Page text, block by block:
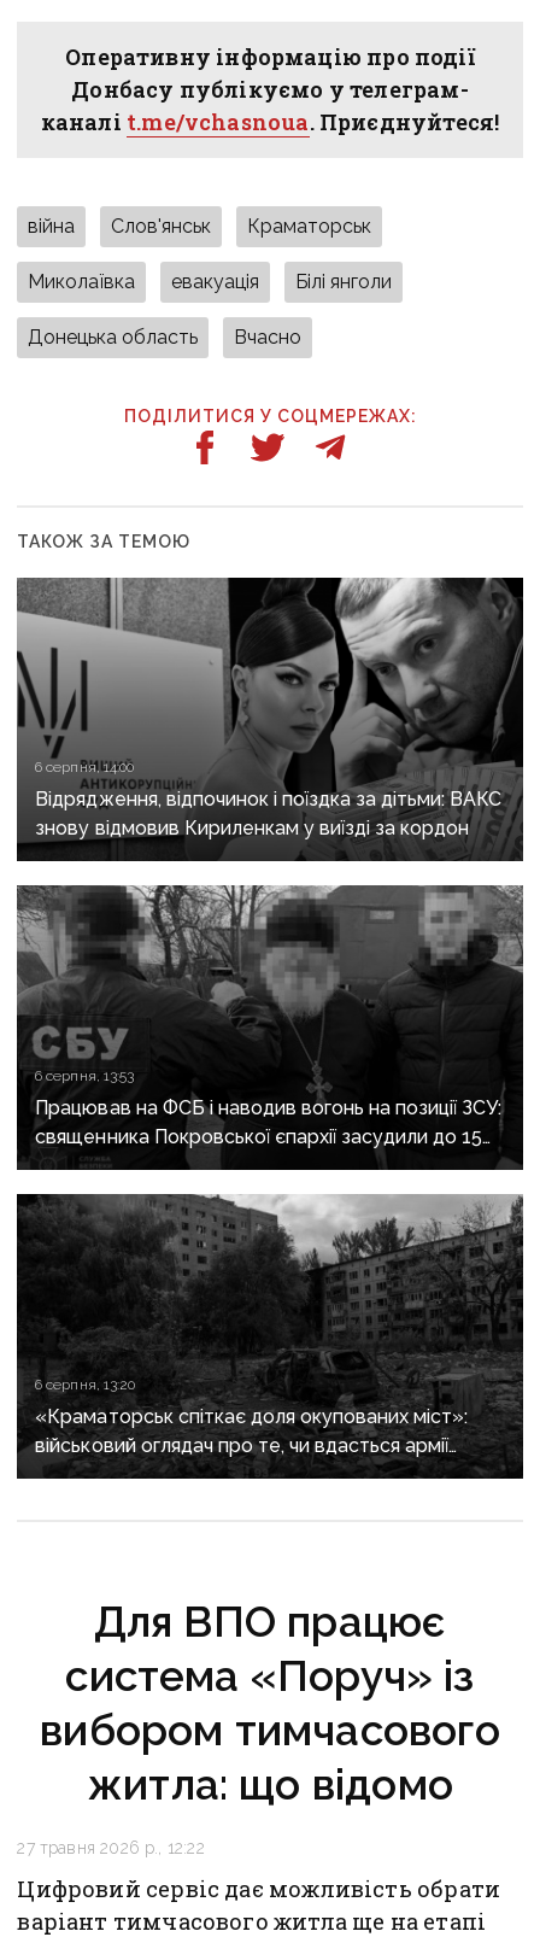
Оперативну інформацію про події
Донбасу публікуємо у телеграм-
каналі t.me/vchasnoua. Приєднуйтеся!
війна Слов'янськ Краматорськ
Миколаївка евакуація Білі янголи
Донецька область Вчасно
ПОДІЛИТИСЯ У СОЦМЕРЕЖАХ:
ТАКОЖ ЗА ТЕМОЮ
6 серпня, 14:00
Відрядження, відпочинок і поїздка за дітьми: ВАКС
знову відмовив Кириленкам у виїзді за кордон
6 серпня, 13:53
Працював на ФСБ і наводив вогонь на позиції ЗСУ:
священника Покровської єпархії засудили до 15
років
6 серпня, 13:20
«Краматорськ спіткає доля окупованих міст»:
військовий оглядач про те, чи вдасться армії
рф захопити останню агломерацію Донеччини до
Для ВПО працює
система «Поруч» із
вибором тимчасового
житла: що відомо
27 травня 2026 р., 12:22
Цифровий сервіс дає можливість обрати
варіант тимчасового житла ще на етапі